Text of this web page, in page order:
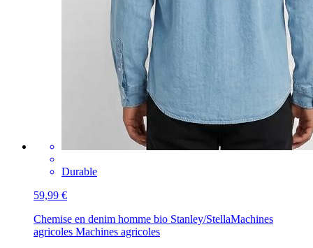
Durable
59,99 €
Chemise en denim homme bio Stanley/StellaMachines
agricoles Machines agricoles